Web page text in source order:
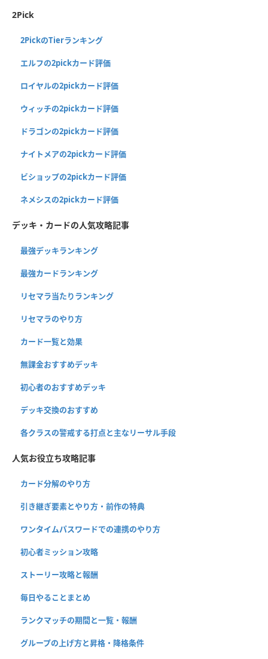
2Pick
2PickのTierランキング
エルフの2pickカード評価
ロイヤルの2pickカード評価
ウィッチの2pickカード評価
ドラゴンの2pickカード評価
ナイトメアの2pickカード評価
ビショップの2pickカード評価
ネメシスの2pickカード評価
デッキ・カードの人気攻略記事
最強デッキランキング
最強カードランキング
リセマラ当たりランキング
リセマラのやり方
カード一覧と効果
無課金おすすめデッキ
初心者のおすすめデッキ
デッキ交換のおすすめ
各クラスの警戒する打点と主なリーサル手段
人気お役立ち攻略記事
カード分解のやり方
引き継ぎ要素とやり方・前作の特典
ワンタイムパスワードでの連携のやり方
初心者ミッション攻略
ストーリー攻略と報酬
毎日やることまとめ
ランクマッチの期間と一覧・報酬
グループの上げ方と昇格・降格条件